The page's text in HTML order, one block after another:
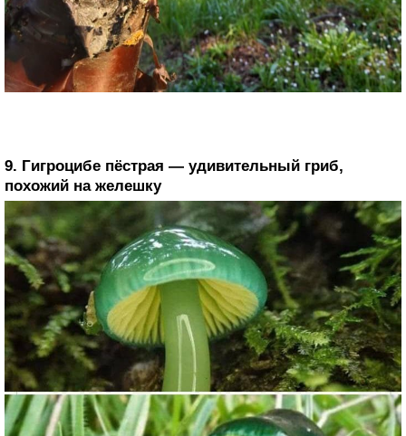
9. Гигроцибе пёстрая — удивительный гриб,
похожий на желешку